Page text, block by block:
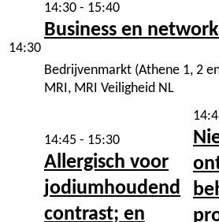
14:30
14:30 - 15:40
Business en
Bedrijvenmarkt (Athene 1, 2
MRI, MRI Veiligheid NL
14:45 - 15:30
Allergisch voor
jodiumhoudend
contrast; en